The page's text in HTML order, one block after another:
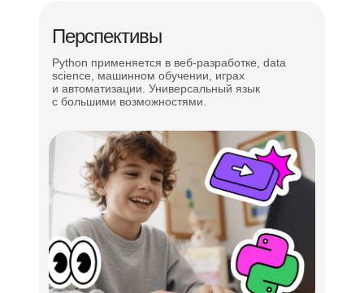
Перспективы
Python применяется в веб-разработке, data
science, машинном обучении, играх
и автоматизации. Универсальный язык
с большими возможностями.